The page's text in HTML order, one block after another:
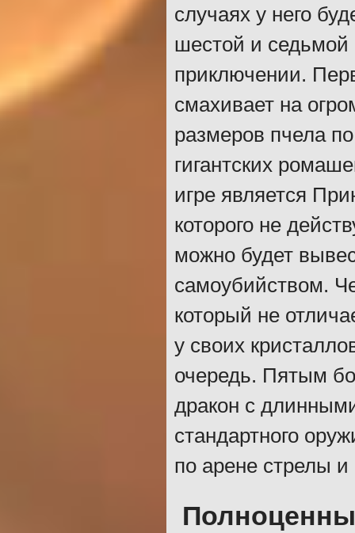
случаях у него
шестой и
приключении.
смахивает на
размеров пчела
гигантских
игре является
которого не
можно будет
самоубийством.
который не
у своих
очередь. Пятым
дракон с
стандартного
по арене стрелы